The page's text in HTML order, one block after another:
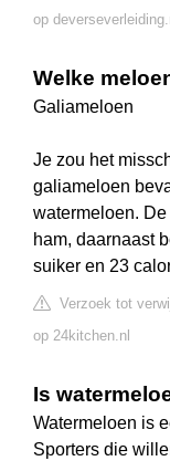
op
Welke
Galiameloen
Je zou het
galiameloen
watermeloen.
ham, daarnaast
suiker en 23
Verzoek tot
op 24kitchen.nl
Is
Watermeloen is
Sporters die